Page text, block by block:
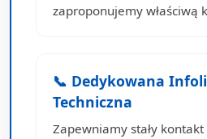
zaproponujemy właściwą
📞 Dedykowana
Techniczna
Zapewniamy stały